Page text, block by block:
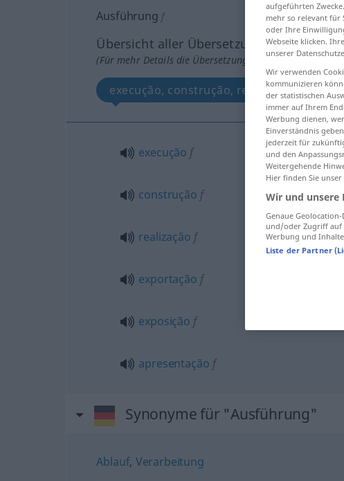
Ausführung f
Übersicht aller Übersetzungen
(Für mehr Details die Übersetzung anklicken/antippen)
execução, construção, realização,
execução f
construção f
realização f
exportação f
exposição f
apresentação f
Synonyme für "Ausführung"
Ablauf, Verarbeitung
aufgeführten
mehr so relevant für
oder Ihre
Webseite klicken.
unserer
Wir verwenden
kommunizieren
der statistischen
immer auf Ihrem
Werbung dienen,
Einverständnis
jederzeit für
und den
Weitergehende
Hier finden Sie unser
Wir und unsere
Genaue
und/oder Zugriff auf
Werbung und
Liste der Partner